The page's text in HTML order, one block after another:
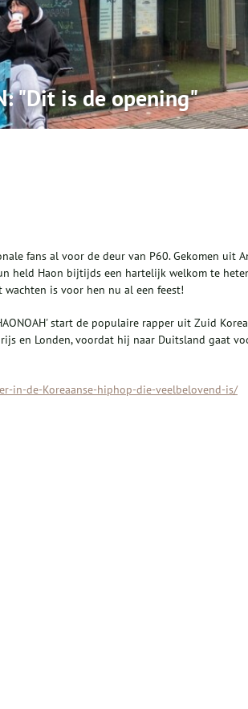
"Dit is de opening"
fans al voor de deur van P60. Gekomen uit
held Haon bijtijds een hartelijk welkom te
is voor hen nu al een feest!
start de populaire rapper uit Zuid
en Londen, voordat hij naar Duitsland gaat
in-de-Koreaanse-hiphop-die-veelbelovend-is/